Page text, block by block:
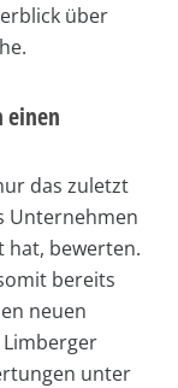
über
einen
das zuletzt
Unternehmen
hat, bewerten.
bereits
neuen
unter